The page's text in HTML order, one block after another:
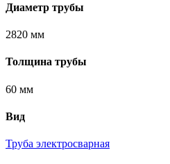
Диаметр трубы
2820 мм
Толщина трубы
60 мм
Вид
Труба электросварная